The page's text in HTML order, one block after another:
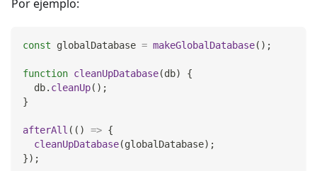
Por ejemplo:
const globalDatabase = makeGlobalDatabase( ) ;
function cleanUpDatabase(db)
{
  db
. cleanUp( ) ;
}
afterAll ( ( ) => {
cleanUpDatabase(globalDatabase) ;
}) ;